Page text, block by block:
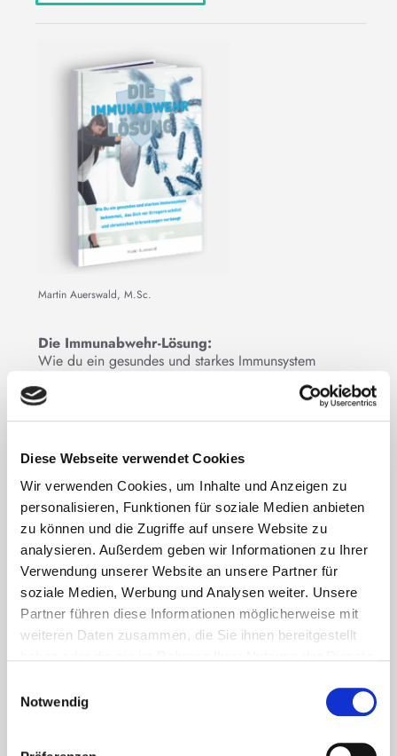
Diese Webseite verwendet Cookies
Wir verwenden Cookies, um Inhalte und Anzeigen zu
personalisieren, Funktionen für soziale Medien anbieten
zu können und die Zugriffe auf unsere Website zu
analysieren. Außerdem geben wir Informationen zu Ihrer
Verwendung unserer Website an unsere Partner für
soziale Medien, Werbung und Analysen weiter. Unsere
Partner führen diese Informationen möglicherweise mit
weiteren Daten zusammen, die Sie ihnen bereitgestellt
Einstellungen widerrufen oder ändern:
. Es befindet sich auch ein Link in der
Fußzeile zu den Einstellungen der Cookies um diese
Notwendig
Martin Auerswald, M.Sc.
Die Immunabwehr-Lösung:
Wie du ein gesundes und starkes Immunsystem
Mehr zum E-Book